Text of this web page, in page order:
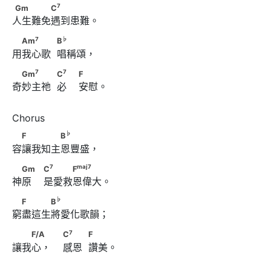
Gm　　　　C
Gm C7
人生難免遇到患難。
Am7 B
Am7 B ♭
用我心歌  唱稱頌，
Gm7 C
Gm7 C7 F
奇妙主祂  必    安慰。
F　　　　B
F B ♭
容讓我知主恩豐盛，
Gm　                        C
Gm C7 Fmaj7
神原    是愛救恩偉大。
F　　　B
F B ♭
窮盡這生將愛化歌韻；
F/A　                         C
F/A C7 F
讓我心，    感恩  讚美。